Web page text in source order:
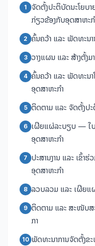
1
ຈັດຕັ້ງປະຕິບັດນະໂຍບ
ກ່ຽວຂ້ອງກັບອຸດສາຫະ
2 ຄົ້ນຄວ້າ ແລະ ພັດທະນ
3 ວາງແຜນ ແລະ ສ້າງຕັ້ງ
4 ຄົ້ນຄວ້າ ແລະ ພັດທະນາ
ອຸດສາຫະກຳ
5 ຕິດຕາມ ແລະ ຈັດຕັ້ງປ
6 ເຜີຍແຜ່ລະບຽບ — ໃບ
ອຸດສາຫະກຳ
7
ປະສານງານ ແລະ ເຂົ້າ
ອຸດສາຫະກຳ
8 ລວບລວມ ແລະ ເຜີຍແ
9 ຕິດຕາມ ແລະ ສະໜັບ
ກາ
10 ພັດທະນາການຈັດຕັ້ງຂ